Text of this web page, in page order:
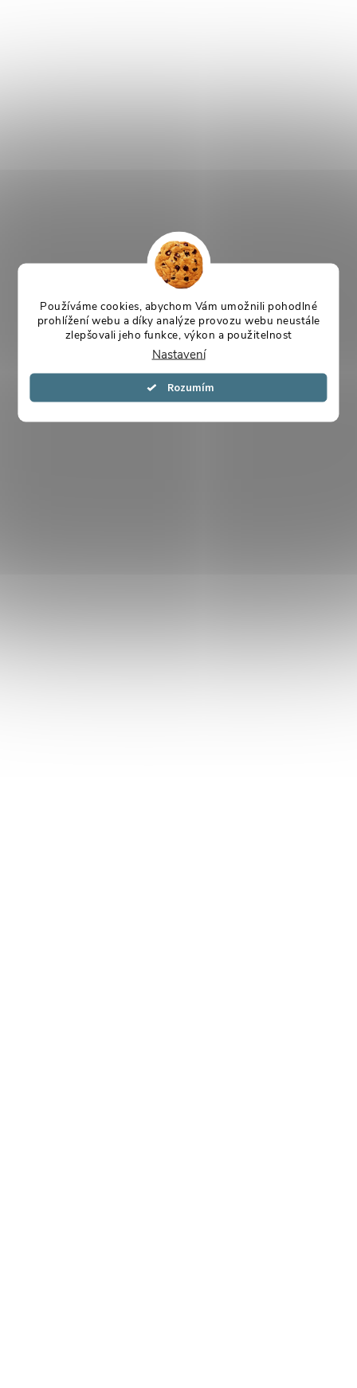
Používáme cookies, abychom Vám umožnili pohodlné
prohlížení webu a díky analýze provozu webu neustále
zlepšovali jeho funkce, výkon a použitelnost
Nastavení
Souhlasím